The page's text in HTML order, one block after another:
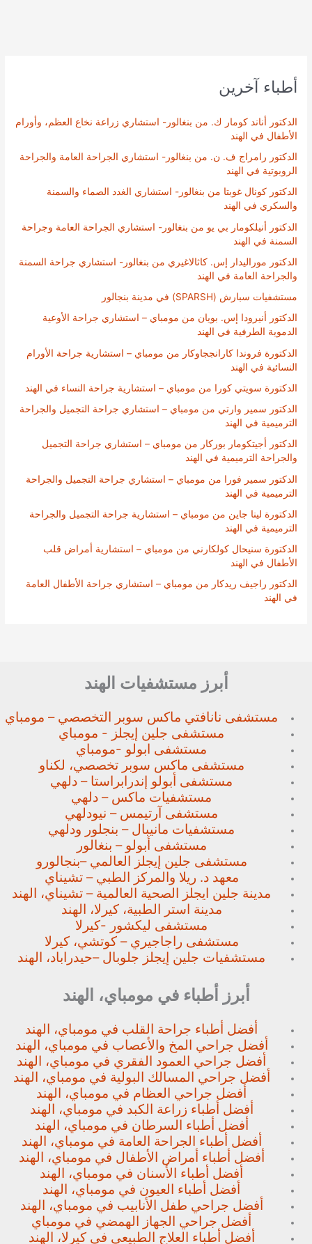
أطباء آخرين
الدكتور أناند كومار ك. من بنغالور- استشاري زراعة نخاع العظم، وأورام
الأطفال في الهند
الدكتور رامراج ف. ن. من بنغالور- استشاري الجراحة العامة والجراحة
الروبوتية في الهند
الدكتور كونال غوبتا من بنغالور- استشاري الغدد الصماء والسمنة
والسكري في الهند
الدكتور أنيلكومار بي يو من بنغالور- استشاري الجراحة العامة وجراحة
السمنة في الهند
الدكتور موراليدار إس. كاثالاغيري من بنغالور- استشاري جراحة السمنة
والجراحة العامة في الهند
مستشفيات سبارش (SPARSH) في مدينة بنجالور
الدكتور أنيرودا إس. بويان من مومباي – استشاري جراحة الأوعية
الدموية الطرفية في الهند
الدكتورة فروندا كارانججاوكار من مومباي – استشارية جراحة الأورام
النسائية في الهند
الدكتورة سويتي كورا من مومباي – استشارية جراحة النساء في الهند
الدكتور سمير وارتي من مومباي – استشاري جراحة التجميل والجراحة
الترميمية في الهند
الدكتور أجيتكومار بوركار من مومباي – استشاري جراحة التجميل
والجراحة الترميمية في الهند
الدكتور سمير فورا من مومباي – استشاري جراحة التجميل والجراحة
الترميمية في الهند
الدكتورة لينا جاين من مومباي – استشارية جراحة التجميل والجراحة
الترميمية في الهند
الدكتورة سنيحال كولكارني من مومباي – استشارية أمراض قلب
الأطفال في الهند
الدكتور راجيف ريدكار من مومباي – استشاري جراحة الأطفال العامة
في الهند
أبرز مستشفيات الهند
مستشفى نانافتي ماكس سوبر التخصصي – مومباي
مستشفى جلين إيجلز - مومباي
مستشفى ابولو -مومباي
مستشفى ماكس سوبر تخصصي، لكناو
مستشفى أبولو إندرابراستا – دلهي
مستشفيات ماكس – دلهي
مستشفى آرتيمس – نيودلهي
مستشفيات مانيبال – بنجلور ودلهي
مستشفى أبولو – بنغالور
مستشفى جلين إيجلز العالمي –بنجالورو
معهد د. ريلا والمركز الطبي – تشيناي
مدينة جلين ايجلز الصحية العالمية – تشيناي، الهند
مدينة استر الطبية، كيرلا، الهند
مستشفى ليكشور -كيرلا
مستشفى راجاجيري – كوتشي، كيرلا
مستشفيات جلين إيجلز جلوبال –حيدراباد، الهند
أبرز أطباء في مومباي، الهند
أفضل أطباء جراحة القلب في مومباي، الهند
أفضل جراحي المخ والأعصاب في مومباي، الهند
أفضل جراحي العمود الفقري في مومباي، الهند
أفضل جراحي المسالك البولية في مومباي، الهند
أفضل جراحي العظام في مومباي، الهند
أفضل أطباء زراعة الكبد في مومباي، الهند
أفضل أطباء السرطان في مومباي، الهند
أفضل أطباء الجراحة العامة في مومباي، الهند
أفضل أطباء أمراض الأطفال في مومباي، الهند
أفضل أطباء الأسنان في مومباي، الهند
أفضل أطباء العيون في مومباي، الهند
أفضل جراحي طفل الأنابيب في مومباي، الهند
أفضل جراحي الجهاز الهمضي في مومباي
أفضل أطباء العلاج الطبيعي في كيرلا، الهند